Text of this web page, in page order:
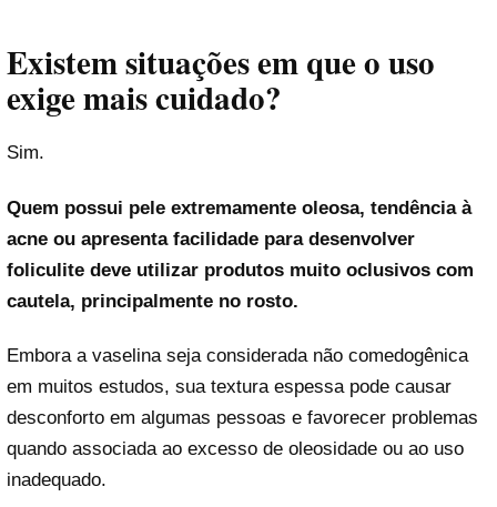
Existem situações em que o uso
exige mais cuidado?
Sim.
Quem possui pele extremamente oleosa, tendência à
acne ou apresenta facilidade para desenvolver
foliculite deve utilizar produtos muito oclusivos com
cautela, principalmente no rosto.
Embora a vaselina seja considerada não comedogênica
em muitos estudos, sua textura espessa pode causar
desconforto em algumas pessoas e favorecer problemas
quando associada ao excesso de oleosidade ou ao uso
inadequado.